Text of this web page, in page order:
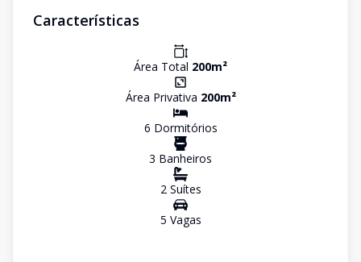
Características
Área Total 200m²
Área Privativa 200m²
6 Dormitórios
3 Banheiros
2Suítes
5 Vagas